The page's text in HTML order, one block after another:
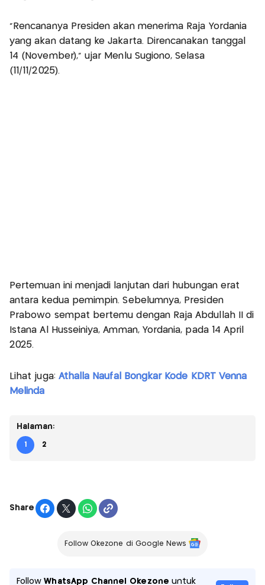
“Rencananya Presiden akan menerima Raja Yordania
yang akan datang ke Jakarta. Direncanakan tanggal
14 (November),” ujar Menlu Sugiono, Selasa
(11/11/2025).
Pertemuan ini menjadi lanjutan dari hubungan erat
antara kedua pemimpin. Sebelumnya, Presiden
Prabowo sempat bertemu dengan Raja Abdullah II di
Istana Al Husseiniya, Amman, Yordania, pada 14 April
2025.
Lihat juga: Athalla Naufal Bongkar Kode KDRT Venna
Melinda
Halaman:
1 2
Share
Follow Okezone di Google News
FollowWhatsApp Channel Okezone untuk